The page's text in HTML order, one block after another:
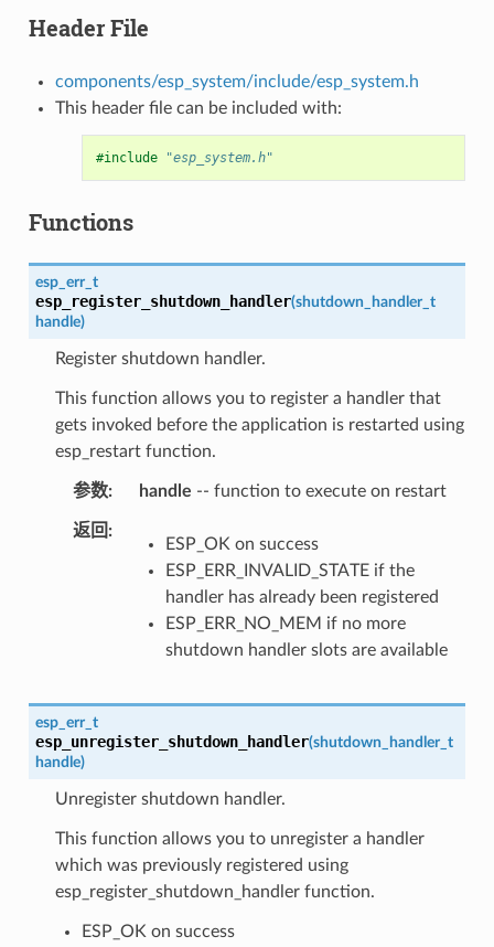
Header File
components/esp_system/include/esp_system.h
This header file can be included with:
#include "esp_system.h"
Functions
esp_err_t
esp_register_shutdown_handler(shutdown_handler_t
handle)
Register shutdown handler.
This function allows you to register a handler that
gets invoked before the application is restarted using
esp_restart function.
参数 handle -- function to execute on restart
返回
ESP_OK on success
ESP_ERR_INVALID_STATE if the
handler has already been registered
ESP_ERR_NO_MEM if no more
shutdown handler slots are available
esp_err_t
esp_unregister_shutdown_handler(shutdown_handler_t
handle)
Unregister shutdown handler.
This function allows you to unregister a handler
which was previously registered using
esp_register_shutdown_handler function.
ESP_OK on success